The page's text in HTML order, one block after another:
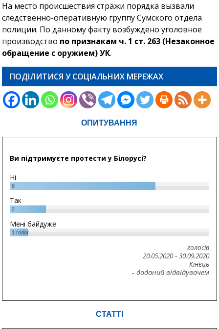
На место происшествия стражи порядка вызвали
следственно-оперативную группу Сумского отдела
полиции. По данному факту возбуждено уголовное
производство по признакам ч. 1 ст. 263 (Незаконное
обращение с оружием) УК.
ПОДІЛИТИСЯ У СОЦІАЛЬНИХ МЕРЕЖАХ
ОПИТУВАННЯ
Ви підтримуєте протести у Білорусі?
Ні
8
Так
2
Мені байдуже
1 голос
голосів
20.05.2020- 30.09.2020
Кінець
- доданий відвідувачем
СТАТТІ